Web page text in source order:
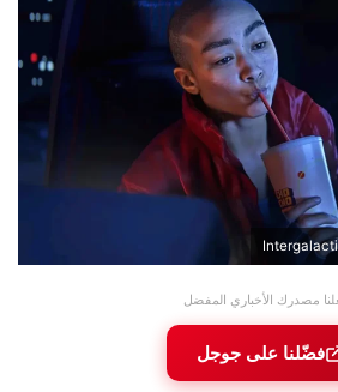
مصدرك الأخباري المفضل
فضّلنا على جوجل